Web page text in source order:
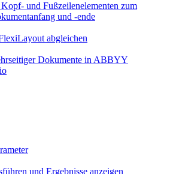
und Fußzeilenelementen zum
und -ende
abgleichen
Dokumente in ABBYY
und Ergebnisse anzeigen